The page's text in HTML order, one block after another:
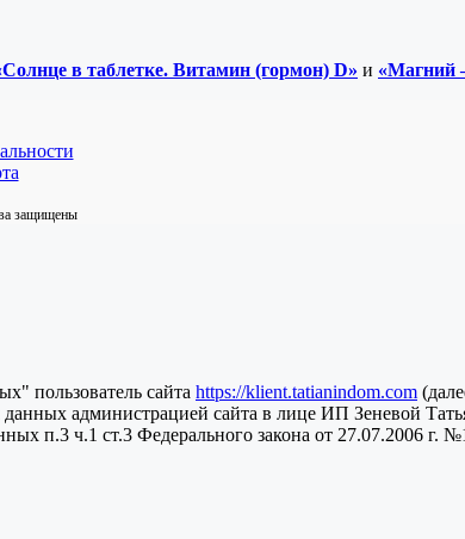
в таблетке. Витамин (гормон) D» и «Магний
защищены
пользователь сайта https://klient.tatianindom.com
данных администрацией сайта в лице ИП Зеневой
п.3 ч.1 ст.3 Федерального закона от 27.07.2006